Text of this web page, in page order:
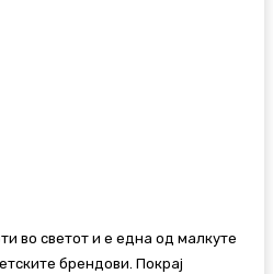
во светот и е една од малкуте
брендови. Покрај